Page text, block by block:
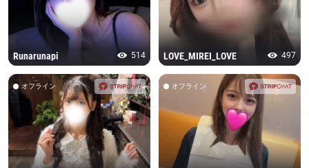
514
Runarunapi 497
LOVE_MIREI_LOVE
オフライン オフライン